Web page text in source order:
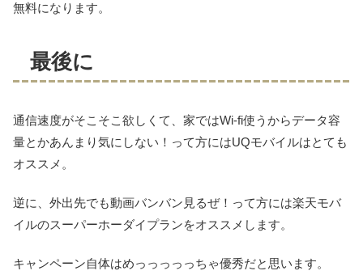
無料になります。
最後に
通信速度がそこそこ欲しくて、家ではWi-fi使うからデータ容
量とかあんまり気にしない！って方にはUQモバイルはとても
オススメ。
逆に、外出先でも動画バンバン見るぜ！って方には楽天モバ
イルのスーパーホーダイプランをオススメします。
キャンペーン自体はめっっっっっちゃ優秀だと思います。